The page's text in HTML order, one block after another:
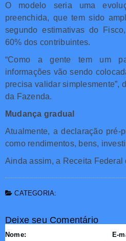
O modelo seria uma
preenchida, que tem sido
segundo estimativas do
60% dos contribuintes.
“Como a gente tem um
informações vão sendo
precisa validar simplesmente”,
da Fazenda.
Mudança gradual
Atualmente, a declaração pré-
como rendimentos, bens,
Ainda assim, a Receita Federal
CATEGORIA:
Deixe seu Comentário
Nome: E-